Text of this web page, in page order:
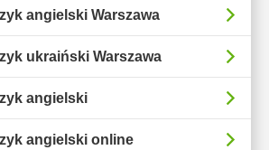
angielski Warszawa
ukraiński Warszawa
angielski
angielski online